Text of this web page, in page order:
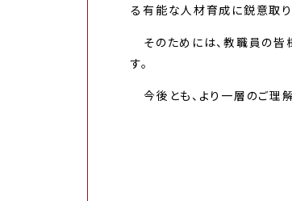
る有能な人材育成に鋭意取り
そのためには、教職員の皆
す。
今後とも、より一層のご理